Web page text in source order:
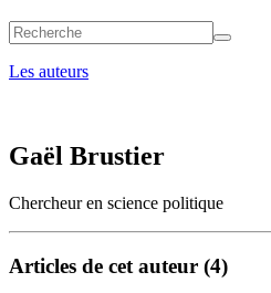
Les auteurs
Gaël Brustier
Chercheur en science politique
Articles de cet auteur (4)